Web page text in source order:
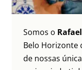
Somos o
Belo Horizonte
de nossas